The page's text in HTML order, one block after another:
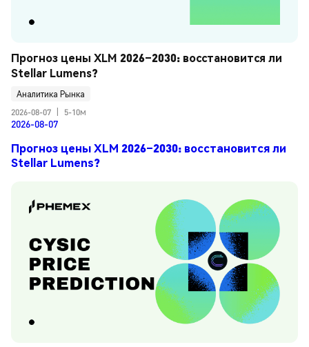
Прогноз цены XLM 2026–2030: восстановится ли
Stellar Lumens?
Аналитика Рынка
2026-08-07
5-10м
2026-08-07
Прогноз цены XLM 2026–2030: восстановится ли
Stellar Lumens?